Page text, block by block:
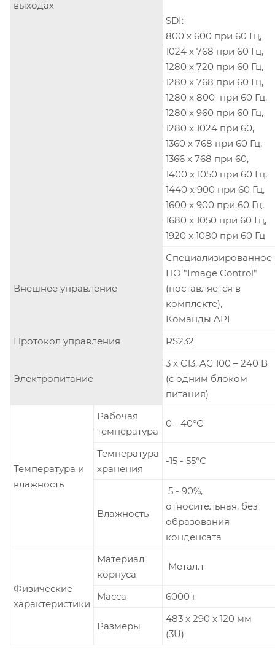
выходах
SDI:
800 x 600 при 60 Гц,
1024 x 768 при 60 Гц,
1280 x 720 при 60 Гц,
1280 x 768 при 60 Гц,
1280 x 800 при 60 Гц,
1280 x 960 при 60 Гц,
1280 x 1024 при 60,
1360 x 768 при 60 Гц,
1366 x 768 при 60,
1400 x 1050 при 60 Гц,
1440 x 900 при 60 Гц,
1600 x 900 при 60 Гц,
1680 x 1050 при 60 Гц,
1920 x 1080 при 60 Гц
Внешнее управление
Специализированное
ПО "Image Control"
(поставляется в
комплекте),
Команды API
Протокол управления
RS232
Электропитание
3 х C13, AC 100 – 240 В
(с одним блоком
питания)
Температура и
влажность
Рабочая
температура
0 - 40°С
Температура
хранения
-15 - 55°С
Влажность
5 - 90%,
относительная, без
образования
конденсата
Физические
характеристики
Материал
корпуса
Металл
Масса 6000 г
Размеры
483 x 290 x 120 мм
(3U)